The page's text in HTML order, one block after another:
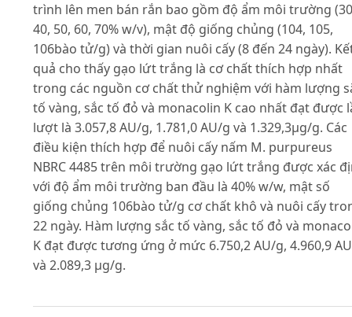
trình lên men bán rắn bao gồm độ ẩm môi trường
40, 50, 60, 70% w/v), mật độ giống chủng (104, 105,
106bào tử/g) và thời gian nuôi cấy (8 đến 24 ngày).
quả cho thấy gạo lứt trắng là cơ chất thích hợp nhất
trong các nguồn cơ chất thử nghiệm với hàm lượng
tố vàng, sắc tố đỏ và monacolin K cao nhất đạt được
lượt là 3.057,8 AU/g, 1.781,0 AU/g và 1.329,3µg/g. Các
điều kiện thích hợp để nuôi cấy nấm M. purpureus
NBRC 4485 trên môi trường gạo lứt trắng được xác
với độ ẩm môi trường ban đầu là 40% w/w, mật số
giống chủng 106bào tử/g cơ chất khô và nuôi cấy
22 ngày. Hàm lượng sắc tố vàng, sắc tố đỏ và
K đạt được tương ứng ở mức 6.750,2 AU/g, 4.960,9
và 2.089,3 µg/g.